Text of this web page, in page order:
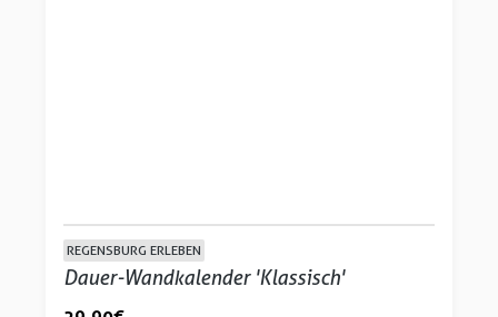
REGENSBURG ERLEBEN
Dauer-Wandkalender 'Klassisch'